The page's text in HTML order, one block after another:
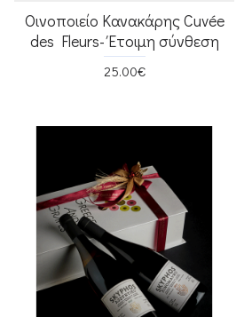
Οινοποιείο Κανακάρης Cuvée
des Fleurs- Έτοιμη σύνθεση
25.00€